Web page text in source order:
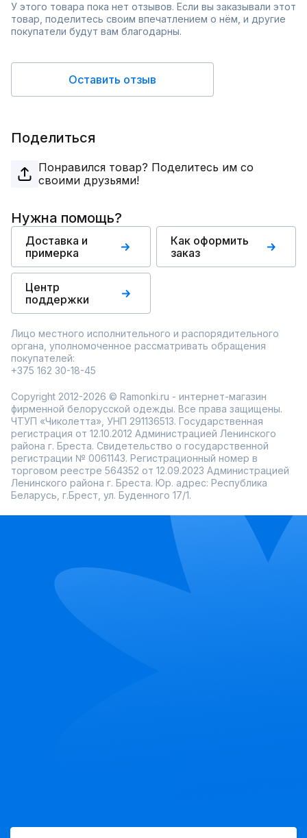
У этого товара пока нет отзывов. Если вы заказывали этот
товар, поделитесь своим впечатлением о нём, и другие
покупатели будут вам благодарны.
Оставить отзыв
Поделиться
Понравился товар? Поделитесь им со
своими друзьями!
Нужна помощь?
Доставка и
примерка
Как оформить
заказ
Центр
поддержки
Лицо местного исполнительного и распорядительного
органа, уполномоченное рассматривать обращения
покупателей:
+375 162 30-18-45
Copyright 2012-2026 © Ramonki.ru - интернет-магазин
фирменной белорусской одежды. Все права защищены.
ЧТУП «Чиколетта», УНП 291136513. Государственная
регистрация от 12.10.2012 Администрацией Ленинского
района г. Бреста. Свидетельство о государственной
регистрации № 0061143. Регистрационный номер в
торговом реестре 564352 от 12.09.2023 Администрацией
Ленинского района г. Бреста. Юр. адрес: Республика
Беларусь, г.Брест, ул. Буденного 17/1.